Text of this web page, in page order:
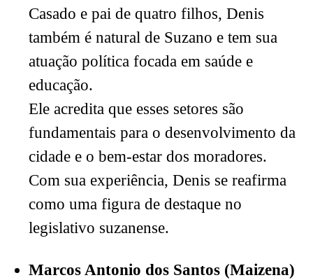
Casado e pai de quatro filhos, Denis
também é natural de Suzano e tem sua
atuação política focada em saúde e
educação.
Ele acredita que esses setores são
fundamentais para o desenvolvimento da
cidade e o bem-estar dos moradores.
Com sua experiência, Denis se reafirma
como uma figura de destaque no
legislativo suzanense.
Marcos Antonio dos Santos (Maizena)